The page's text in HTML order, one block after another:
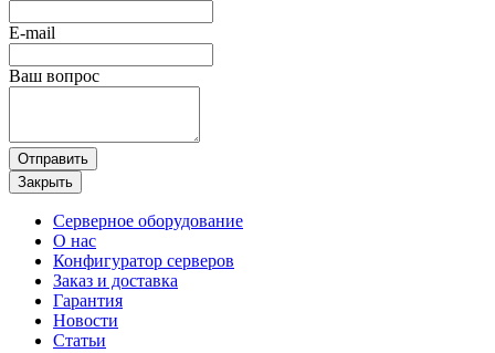
E-mail
Ваш вопрос
Отправить
Закрыть
Серверное оборудование
О нас
Конфигуратор серверов
Заказ и доставка
Гарантия
Новости
Статьи